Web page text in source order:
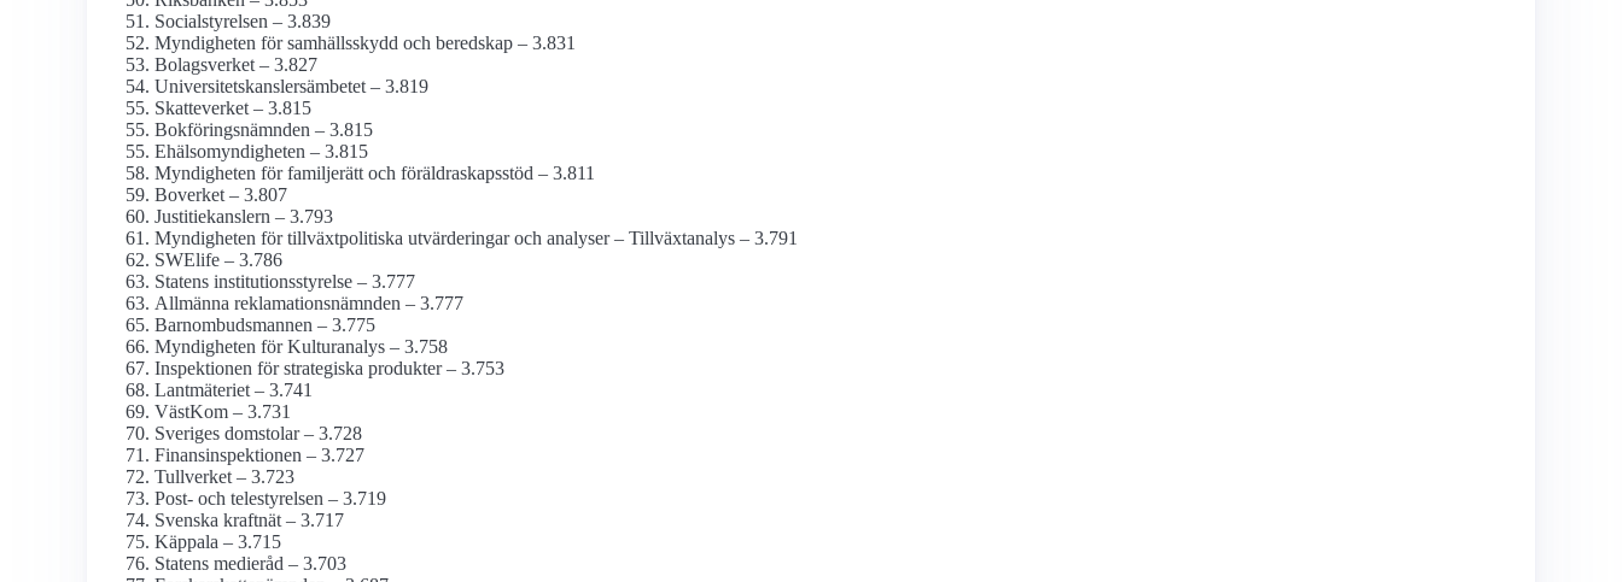
Socialstyrelsen – 3.839
Myndigheten för samhälls­skydd och beredskap – 3.831
Bolagsverket – 3.827
Universitetskanslers­ämbetet – 3.819
Skatteverket – 3.815
Bokförings­nämnden – 3.815
Ehälso­myndigheten – 3.815
Myndigheten för familjerätt och föräldraskaps­stöd – 3.811
Boverket – 3.807
Justitie­kanslern – 3.793
Myndigheten för tillväxt­politiska utvärderingar och analyser – Tillväxtanalys – 3.791
SWElife – 3.786
Statens institutions­styrelse – 3.777
Allmänna reklamations­nämnden – 3.777
Barnombudsmannen – 3.775
Myndigheten för Kulturanalys – 3.758
Inspektionen för strategiska produkter – 3.753
Lantmäteriet – 3.741
VästKom – 3.731
Sveriges domstolar – 3.728
Finans­inspektionen – 3.727
Tullverket – 3.723
Post- och tele­styrelsen – 3.719
Svenska kraftnät – 3.717
Käppala – 3.715
Statens medieråd – 3.703